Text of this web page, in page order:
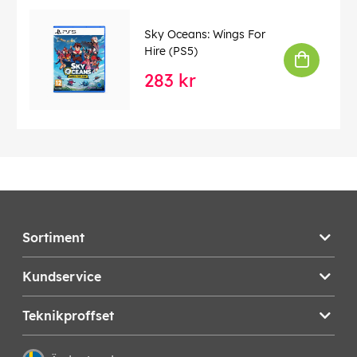
Sky Oceans: Wings For
Hire (PS5)
283 kr
Sortiment
Kundservice
Teknikproffset